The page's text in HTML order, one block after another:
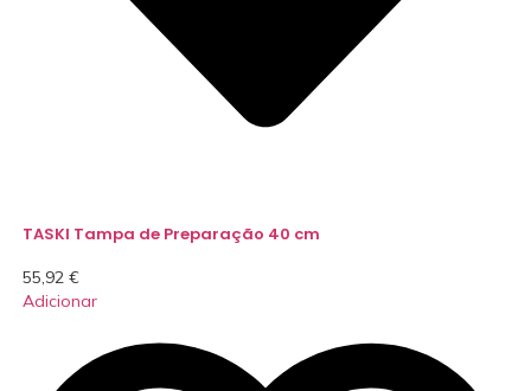
TASKI Tampa de Preparação 40 cm
55,92 €
Adicionar